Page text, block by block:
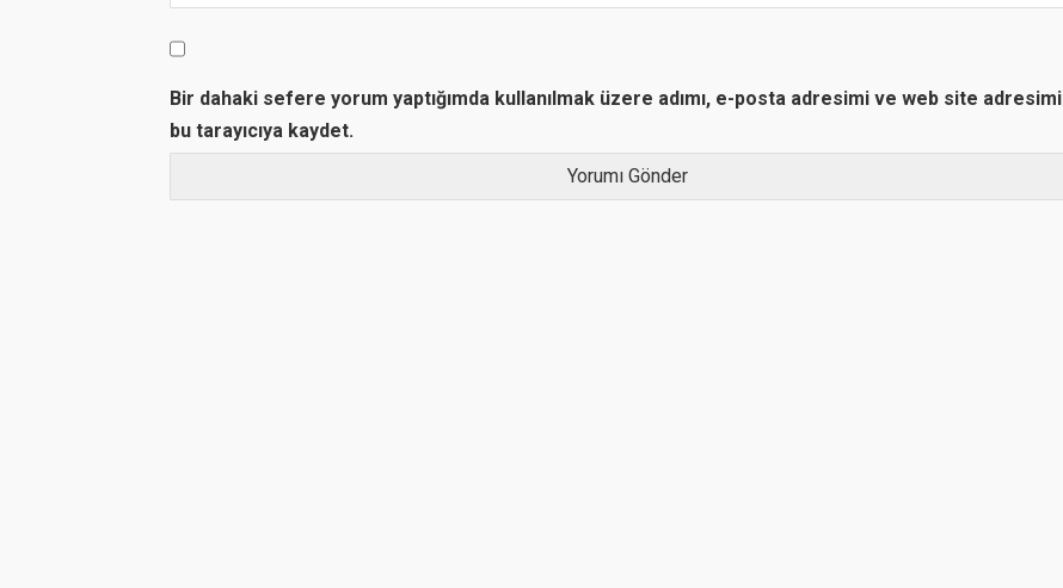
Bir dahaki sefere yorum yaptığımda kullanılmak üzere adımı, e-posta adresimi ve web site adresimi
bu tarayıcıya kaydet.